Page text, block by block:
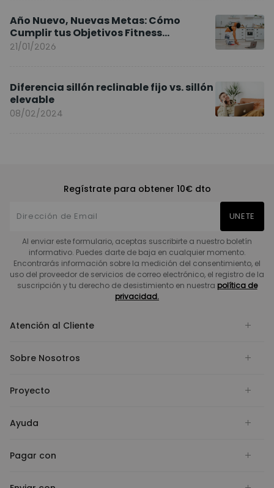
Año Nuevo, Nuevas Metas: Cómo
Cumplir tus Objetivos Fitness
Entrenando en Casa
21/01/2026
Diferencia sillón reclinable fijo vs. sillón
elevable
08/02/2024
Regístrate para obtener 10€ dto
UNETE
Al enviar este formulario, aceptas suscribirte a nuestro boletín
informativo. Puedes darte de baja en cualquier momento.
Encontrarás información sobre la medición del consentimiento, el
uso del proveedor de servicios de correo electrónico, el registro de la
suscripción y tu derecho de desistimiento en nuestra política de
privacidad.
Atención al Cliente
Sobre Nosotros
Proyecto
Ayuda
Pagar con